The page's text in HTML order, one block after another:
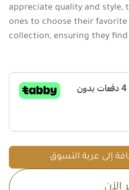
appreciate quality and style,
ones to choose their
collection, ensuring they
إلى عربة التسوق